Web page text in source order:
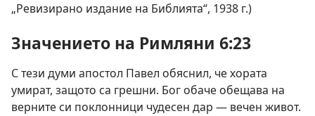
„Ревизирано издание на Библията“, 1938 г.)
Значението на Римляни 6:23
С тези думи апостол Павел обяснил, че хората
умират, защото са грешни. Бог обаче обещава на
верните си поклонници чудесен дар — вечен живот.